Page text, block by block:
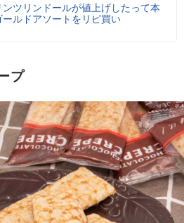
ンツリンドールが値上げしたって本
ールドアソートをリピ買い
プ